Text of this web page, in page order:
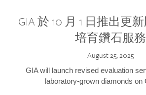
GIA 於 10 月 1 日推出更
培育鑽石服務
August 25, 2025
GIA will launch revised evaluation
laboratory-grown diamonds on